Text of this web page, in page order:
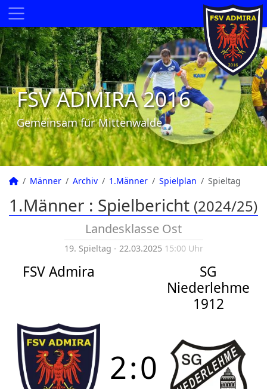
FSV ADMIRA 2016
Gemeinsam für Mittenwalde
Männer Archiv 1.Männer Spielplan Spieltag
1.Männer : Spielbericht (2024/25)
Landesklasse Ost
19. Spieltag - 22.03.2025 15:00 Uhr
FSV Admira
SG
Niederlehme
1912
2:0